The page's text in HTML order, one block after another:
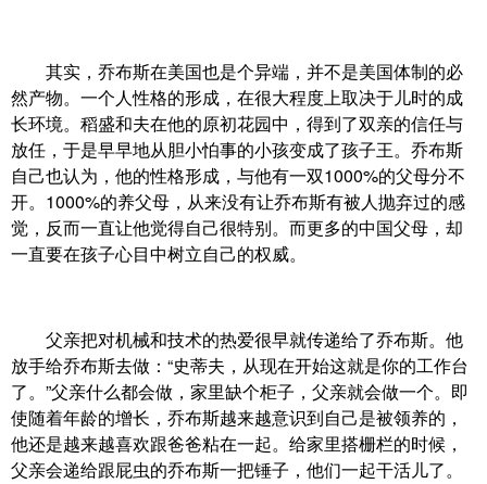
其实，乔布斯在美国也是个异端，并不是美国体制的必
然产物。一个人性格的形成，在很大程度上取决于儿时的成
长环境。稻盛和夫在他的原初花园中，得到了双亲的信任与
放任，于是早早地从胆小怕事的小孩变成了孩子王。乔布斯
自己也认为，他的性格形成，与他有一双1000%的父母分不
开。1000%的养父母，从来没有让乔布斯有被人抛弃过的感
觉，反而一直让他觉得自己很特别。而更多的中国父母，却
一直要在孩子心目中树立自己的权威。
父亲把对机械和技术的热爱很早就传递给了乔布斯。他
放手给乔布斯去做：“史蒂夫，从现在开始这就是你的工作台
了。”父亲什么都会做，家里缺个柜子，父亲就会做一个。即
使随着年龄的增长，乔布斯越来越意识到自己是被领养的，
他还是越来越喜欢跟爸爸粘在一起。给家里搭栅栏的时候，
父亲会递给跟屁虫的乔布斯一把锤子，他们一起干活儿了。